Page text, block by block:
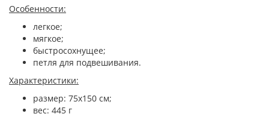
Особенности:
легкое;
мягкое;
быстросохнущее;
петля для подвешивания.
Характеристики:
размер: 75х150 cм;
вес: 445 г